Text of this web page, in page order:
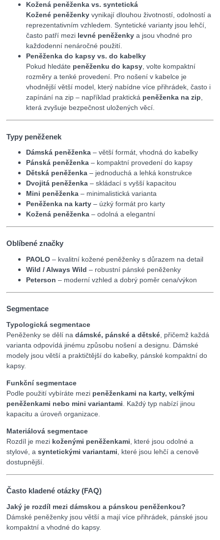
Kožená peněženka vs. syntetická
Kožené peněženky vynikají dlouhou životností, odolností a
reprezentativním vzhledem. Syntetické varianty jsou lehčí,
často patří mezi levné peněženky a jsou vhodné pro
každodenní nenáročné použití.
Peněženka do kapsy vs. do kabelky
Pokud hledáte peněženku do kapsy , volte kompaktní
rozměry a tenké provedení. Pro nošení v kabelce je
vhodnější větší model, který nabídne více přihrádek, často i
zapínání na zip – například praktická peněženka na zip
která zvyšuje bezpečnost uložených věcí.
Typy peněženek
Dámská peněženka – větší formát, vhodná do kabelky
Pánská peněženka – kompaktní provedení do kapsy
Dětská peněženka – jednoduchá a lehká konstrukce
Dvojitá peněženka – skládací s vyšší kapacitou
Mini peněženka – minimalistická varianta
Peněženka na karty – úzký formát pro karty
Kožená peněženka – odolná a elegantní
Oblíbené značky
PAOLO – kvalitní kožené peněženky s důrazem na detail
Wild / Always Wild – robustní pánské peněženky
Peterson – moderní vzhled a dobrý poměr cena/výkon
Segmentace
Typologická segmentace
Peněženky se dělí nadámské, pánské a dětské , přičemž každá
varianta odpovídá jinému způsobu nošení a designu. Dámské
modely jsou větší a praktičtější do kabelky, pánské kompaktní do
kapsy.
Funkční segmentace
Podle použití vybíráte mezi peněženkami na karty, velkými
peněženkami nebo mini variantami . Každý typ nabízí jinou
kapacitu a úroveň organizace.
Materiálová segmentace
Rozdíl je mezi koženými peněženkami , které jsou odolné a
stylové, asyntetickými variantami , které jsou lehčí a cenově
dostupnější.
Často kladené otázky (FAQ)
Jaký je rozdíl mezi dámskou a pánskou peněženkou?
Dámské peněženky jsou větší a mají více přihrádek, pánské jsou
kompaktní a vhodné do kapsy.